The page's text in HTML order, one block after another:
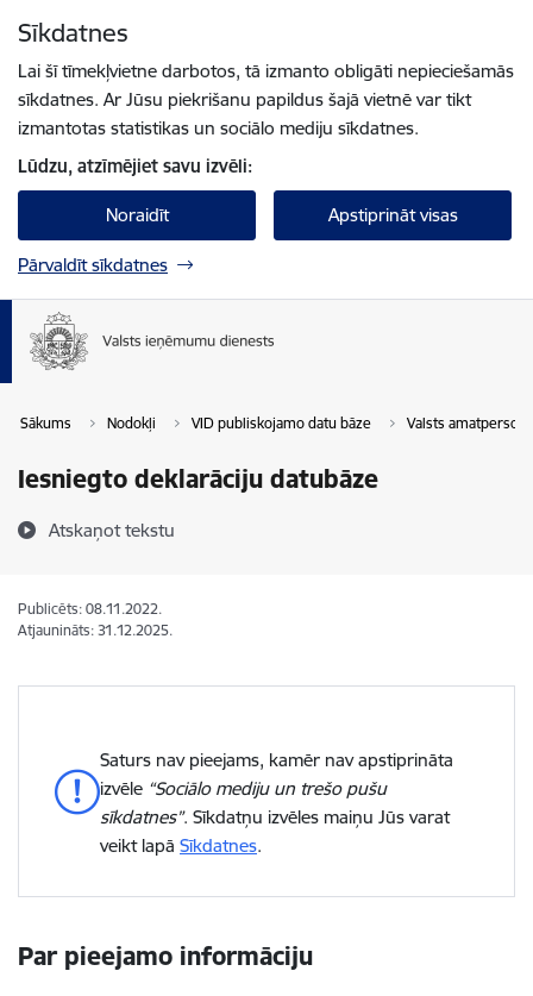
Sīkdatnes
Lai šī tīmekļvietne darbotos, tā izmanto obligāti nepieciešamās
sīkdatnes. Ar Jūsu piekrišanu papildus šajā vietnē var tikt
izmantotas statistikas un sociālo mediju sīkdatnes.
Lūdzu, atzīmējiet savu izvēli:
Noraidīt Apstiprināt visas
Pārvaldīt sīkdatnes
Sākums Nodokļi VID publiskojamo datu bāze Valsts
Iesniegto deklarāciju datubāze
Atskaņot tekstu
Publicēts: 08.11.2022.
Atjaunināts: 31.12.2025.
Saturs nav pieejams, kamēr nav apstiprināta
izvēle “Sociālo mediju un trešo pušu
sīkdatnes”. Sīkdatņu izvēles maiņu Jūs varat
veikt lapā Sīkdatnes.
Par pieejamo informāciju